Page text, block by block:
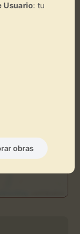
Usuario: tu
obras